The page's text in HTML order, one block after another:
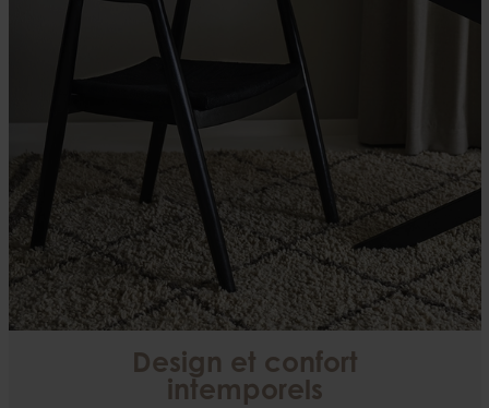
Design et confort
intemporels